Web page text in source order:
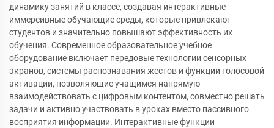
динамику занятий в классе, создавая интерактивные
иммерсивные обучающие среды, которые привлекают
студентов и значительно повышают эффективность их
обучения. Современное образовательное учебное
оборудование включает передовые технологии сенсорных
экранов, системы распознавания жестов и функции голосовой
активации, позволяющие учащимся напрямую
взаимодействовать с цифровым контентом, совместно решать
задачи и активно участвовать в уроках вместо пассивного
восприятия информации. Интерактивные функции